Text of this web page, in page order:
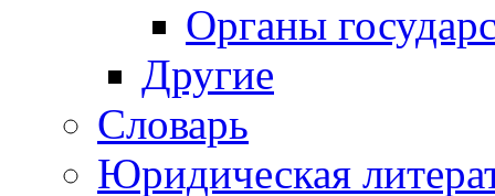
Органы
Другие
Словарь
Юридическая